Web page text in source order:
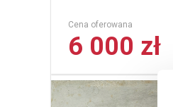
Cena oferowana
6 000 zł